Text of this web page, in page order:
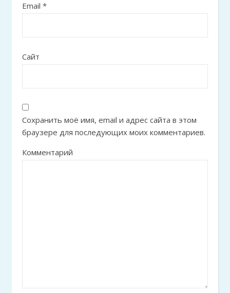
Email *
Сайт
Сохранить моё имя, email и адрес сайта в этом
браузере для последующих моих комментариев.
Комментарий